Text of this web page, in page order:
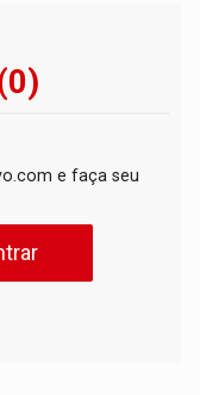
e faça seu